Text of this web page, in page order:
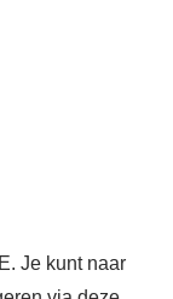
Je kunt naar